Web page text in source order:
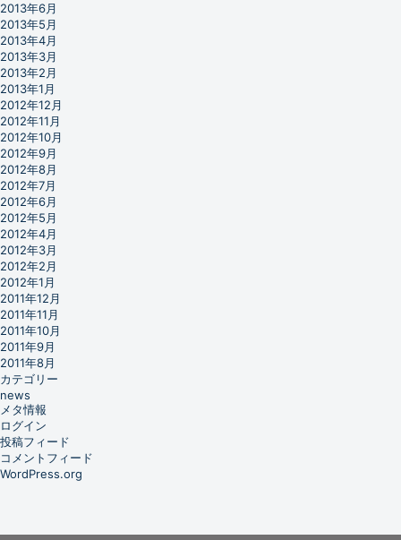
2013年6月
2013年5月
2013年4月
2013年3月
2013年2月
2013年1月
2012年12月
2012年11月
2012年10月
2012年9月
2012年8月
2012年7月
2012年6月
2012年5月
2012年4月
2012年3月
2012年2月
2012年1月
2011年12月
2011年11月
2011年10月
2011年9月
2011年8月
カテゴリー
news
メタ情報
ログイン
投稿フィード
コメントフィード
WordPress.org